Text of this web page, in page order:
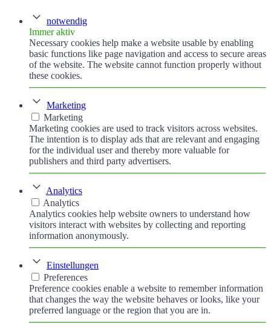
notwendig
Immer aktiv
Necessary cookies help make a website usable by enabling
basic functions like page navigation and access to secure areas
of the website. The website cannot function properly without
these cookies.
Marketing
Marketing
Marketing cookies are used to track visitors across websites.
The intention is to display ads that are relevant and engaging
for the individual user and thereby more valuable for
publishers and third party advertisers.
Analytics
Analytics
Analytics cookies help website owners to understand how
visitors interact with websites by collecting and reporting
information anonymously.
Einstellungen
Preferences
Preference cookies enable a website to remember information
that changes the way the website behaves or looks, like your
preferred language or the region that you are in.